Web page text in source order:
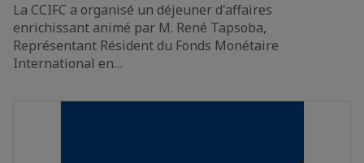
La CCIFC a organisé un déjeuner d'affaires
enrichissant animé par M. René Tapsoba,
Représentant Résident du Fonds Monétaire
International en…